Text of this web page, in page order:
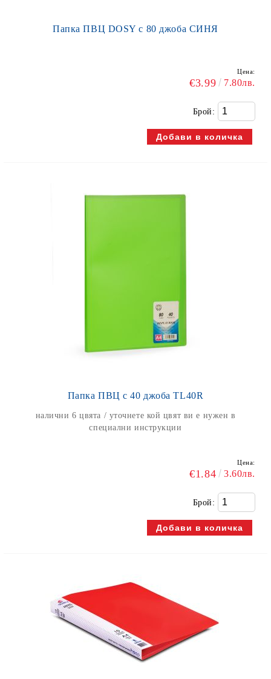
Папка ПВЦ DOSY с 80 джоба СИНЯ
Цена:
€3.99 7.80лв.
Брой:
Папка ПВЦ с 40 джоба TL40R
налични 6 цвята / уточнете кой цвят ви е нужен в
специални инструкции
Цена:
€1.84 3.60лв.
Брой: